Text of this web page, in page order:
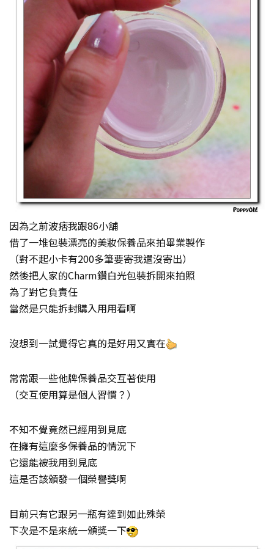
因為之前波痞我跟86小舖
借了一堆包裝漂亮的美妝保養品來拍畢業製作
（對不起小卡有200多筆要寄我還沒寄出）
然後把人家的Charm鑽白光包裝拆開來拍照
為了對它負責任
當然是只能拆封購入用用看啊
沒想到一試覺得它真的是好用又實在
常常跟一些他牌保養品交互著使用
（交互使用算是個人習慣？）
不知不覺竟然已經用到見底
在擁有這麼多保養品的情況下
它還能被我用到見底
這是否該頒發一個榮譽獎啊
目前只有它跟另一瓶有達到如此殊榮
下次是不是來統一頒獎一下